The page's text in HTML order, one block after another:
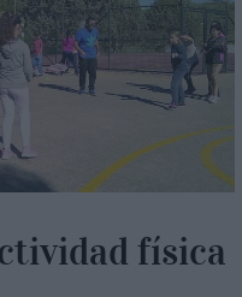
física